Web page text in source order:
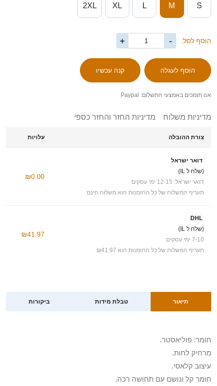
S
M
L
XL
2XL
הוסף לסל: -
+
אנו תומכים באמצעי התשלום: Paypal
מדיניות משלוח מדיניות החזר והחזר כספי
צורת ההובלה עלויות
דואר ישראל
(שלח ל IL)
דואר ישראל: 12-15 ימי עסקים
תעריף המשלוח של כל ההזמנות הוא משלוח חינם
₪0.00
DHL
(שלח ל IL)
7-10 ימי עסקים
תעריף המשלוח של כל ההזמנות הוא ₪41.97
₪41.97
תיאור טבלת מידות ביקורות
חומר: פוליאסטר.
מרחיק לחות.
עיצוב קלאסי.
חומר קל ונושם עם תחושה רכה.